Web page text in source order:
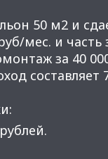
50 м2 и
мес. и часть
за 40
составляет